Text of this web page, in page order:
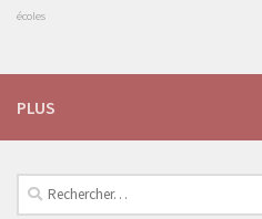
écoles
PLUS
Rechercher :